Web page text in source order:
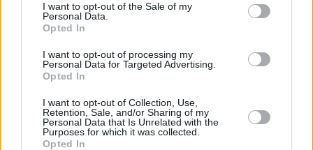
I want to opt-out of the Sale of my
Personal Data.
Opted In
I want to opt-out of processing my
Personal Data for Targeted Advertising.
Opted In
I want to opt-out of Collection, Use,
Retention, Sale, and/or Sharing of my
Personal Data that Is Unrelated with the
Purposes for which it was collected.
Opted In